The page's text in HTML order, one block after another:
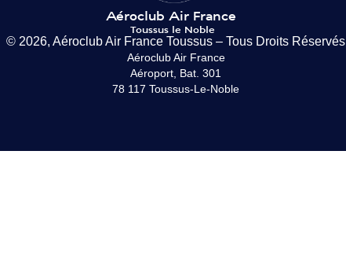
© 2026, Aéroclub Air France Toussus – Tous Droits Réservés
Aéroclub Air France
Aéroport, Bat. 301
78 117 Toussus-Le-Noble